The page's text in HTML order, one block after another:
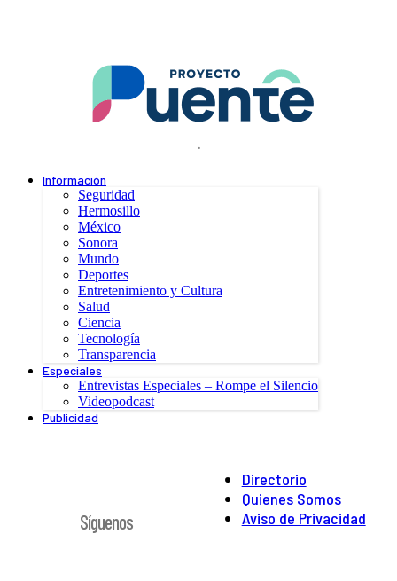
.
Información
Seguridad
Hermosillo
México
Sonora
Mundo
Deportes
Entretenimiento y Cultura
Salud
Ciencia
Tecnología
Transparencia
Especiales
Entrevistas Especiales – Rompe el Silencio
Videopodcast
Publicidad
Directorio
Quienes Somos
Aviso de Privacidad
Síguenos